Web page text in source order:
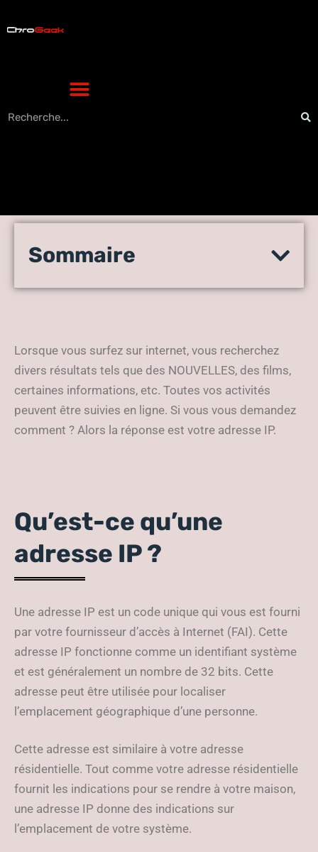
Comment masquer la
facilement ?
Sommaire
Lorsque vous surfez sur internet, vous recherchez
divers résultats tels que des NOUVELLES, des films,
certaines informations, etc. Toutes vos activités
peuvent être suivies en ligne. Si vous vous demandez
comment ? Alors la réponse est votre adresse IP.
Qu’est-ce qu’une
adresse IP ?
Une adresse IP est un code unique qui vous est fourni
par votre fournisseur d’accès à Internet (FAI). Cette
adresse IP fonctionne comme un identifiant système
et est généralement un nombre de 32 bits. Cette
adresse peut être utilisée pour localiser
l’emplacement géographique d’une personne.
Cette adresse est similaire à votre adresse
résidentielle. Tout comme votre adresse résidentielle
fournit les indications pour se rendre à votre maison,
une adresse IP donne des indications sur
l’emplacement de votre système.